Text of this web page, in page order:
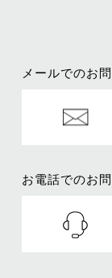
メールでのお
お電話でのお